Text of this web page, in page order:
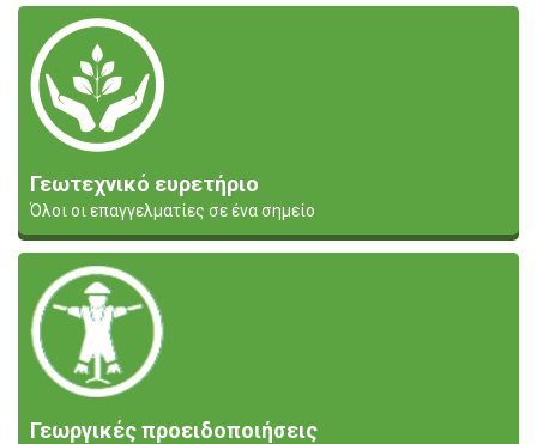
Γεωτεχνικό ευρετήριο
Όλοι οι επαγγελματίες σε ένα σημείο
Γεωργικές προειδοποιήσεις